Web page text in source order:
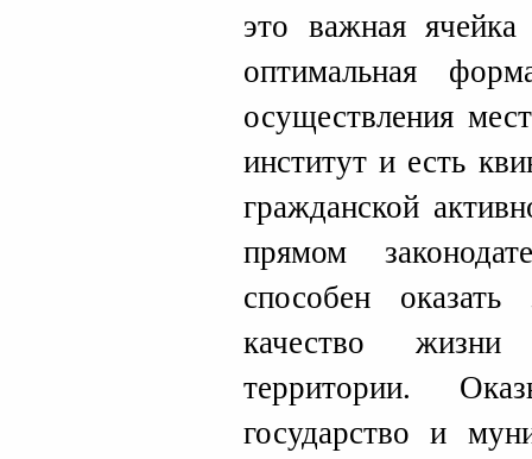
это важная
оптимальная
осуществления
институт и есть
гражданской
прямом
способен оказать
качество
территории.
государство и